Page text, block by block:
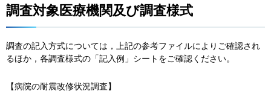
調査対象医療機関及び調査様式
調査の記入方式については，上記の参考ファイルによりご確認され
るほか，各調査様式の「記入例」シートをご確認ください。
【病院の耐震改修状況調査】